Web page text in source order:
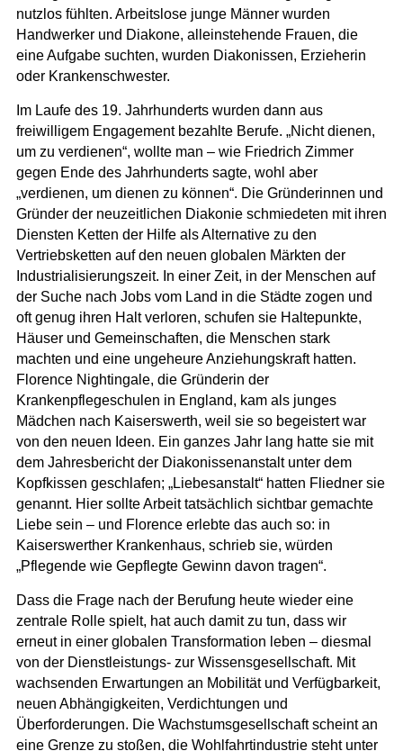
nutzlos fühlten. Arbeitslose junge Männer wurden
Handwerker und Diakone, alleinstehende Frauen, die
eine Aufgabe suchten, wurden Diakonissen, Erzieherin
oder Krankenschwester.
Im Laufe des 19. Jahrhunderts wurden dann aus
freiwilligem Engagement bezahlte Berufe. „Nicht dienen,
um zu verdienen“, wollte man – wie Friedrich Zimmer
gegen Ende des Jahrhunderts sagte, wohl aber
„verdienen, um dienen zu können“. Die Gründerinnen und
Gründer der neuzeitlichen Diakonie schmiedeten mit ihren
Diensten Ketten der Hilfe als Alternative zu den
Vertriebsketten auf den neuen globalen Märkten der
Industrialisierungszeit. In einer Zeit, in der Menschen auf
der Suche nach Jobs vom Land in die Städte zogen und
oft genug ihren Halt verloren, schufen sie Haltepunkte,
Häuser und Gemeinschaften, die Menschen stark
machten und eine ungeheure Anziehungskraft hatten.
Florence Nightingale, die Gründerin der
Krankenpflegeschulen in England, kam als junges
Mädchen nach Kaiserswerth, weil sie so begeistert war
von den neuen Ideen. Ein ganzes Jahr lang hatte sie mit
dem Jahresbericht der Diakonissenanstalt unter dem
Kopfkissen geschlafen; „Liebesanstalt“ hatten Fliedner sie
genannt. Hier sollte Arbeit tatsächlich sichtbar gemachte
Liebe sein – und Florence erlebte das auch so: in
Kaiserswerther Krankenhaus, schrieb sie, würden
„Pflegende wie Gepflegte Gewinn davon tragen“.
Dass die Frage nach der Berufung heute wieder eine
zentrale Rolle spielt, hat auch damit zu tun, dass wir
erneut in einer globalen Transformation leben – diesmal
von der Dienstleistungs- zur Wissensgesellschaft. Mit
wachsenden Erwartungen an Mobilität und Verfügbarkeit,
neuen Abhängigkeiten, Verdichtungen und
Überforderungen. Die Wachstumsgesellschaft scheint an
eine Grenze zu stoßen, die Wohlfahrtindustrie steht unter